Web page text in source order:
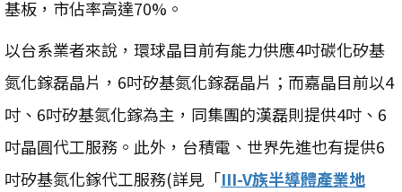
基板，市佔率高達70%。
以台系業者來說，環球晶目前有能力供應4吋碳化矽基
氮化鎵磊晶片，6吋矽基氮化鎵磊晶片；而嘉晶目前以4
吋、6吋矽基氮化鎵為主，同集團的漢磊則提供4吋、6
吋晶圓代工服務。此外，台積電、世界先進也有提供6
吋矽基氮化鎵代工服務(詳見「III-V族半導體產業地